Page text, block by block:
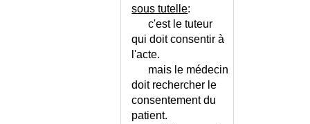
PANCREATIQUE EXOCRINE
INSUFFISANCE PERINEALE
INSUFFISANCE RENALE AIGUE
INSUFFISANCE RENALE AIGUE
INSUFFISANCE RENALE
sous tutelle:
c'est le tuteur
qui doit consentir à
l'acte.
mais le médecin
doit rechercher le
consentement du
patient.